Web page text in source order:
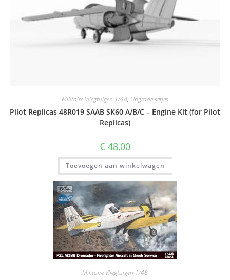
Militaire Vliegtuigen 1/48, Upgrade setjes
Pilot Replicas 48R019 SAAB SK60 A/B/C – Engine Kit (for Pilot
Replicas)
€ 48,00
Toevoegen aan winkelwagen
Militaire Vliegtuigen 1/48